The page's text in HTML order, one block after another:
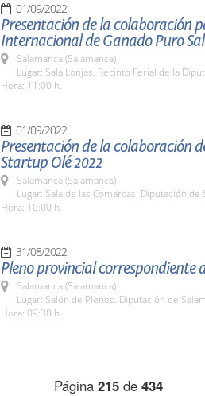
01/09/2022
Presentación de la colaboración
Internacional de Ganado Puro
Salamanca (Salamanca)
Lugar: Sala Lonjas. Recinto Ferial de la
Hora: 11:00 h.
01/09/2022
Presentación de la colaboración
Startup Olé 2022
Salamanca (Salamanca)
Lugar: Sala de las Comarcas. Diputación de
Hora: 10:00 h.
31/08/2022
Pleno provincial correspondiente
Salamanca (Salamanca)
Lugar: Salón de Plenos. Diputación de
Hora: 09:30 h.
Página 215de 434